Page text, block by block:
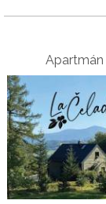
Apartmán